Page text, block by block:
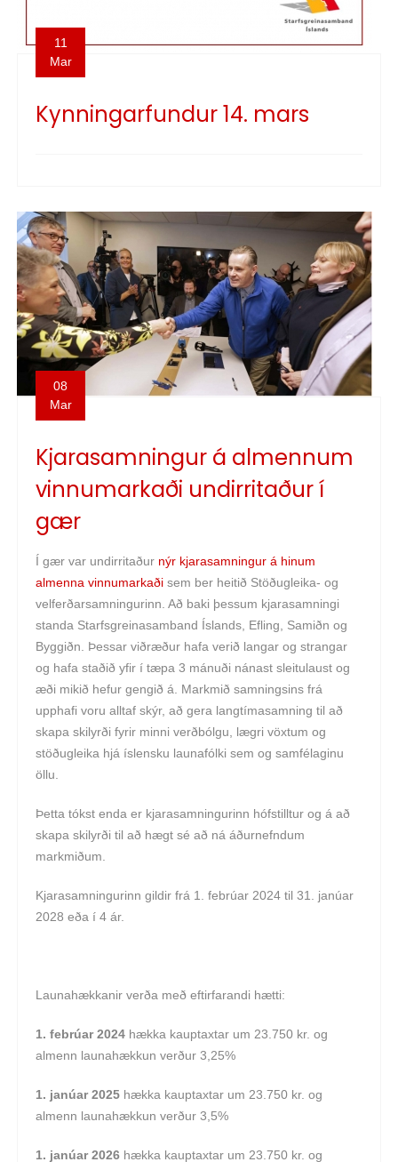
11
Mar
Kynningarfundur 14. mars
08
Mar
Kjarasamningur á almennum
vinnumarkaði undirritaður í
gær
Í gær var undirritaður nýr kjarasamningur á hinum
almenna vinnumarkaði sem ber heitið Stöðugleika- og
velferðarsamningurinn. Að baki þessum kjarasamningi
standa Starfsgreinasamband Íslands, Efling, Samiðn og
Byggiðn. Þessar viðræður hafa verið langar og strangar
og hafa staðið yfir í tæpa 3 mánuði nánast sleitulaust og
æði mikið hefur gengið á. Markmið samningsins frá
upphafi voru alltaf skýr, að gera langtímasamning til að
skapa skilyrði fyrir minni verðbólgu, lægri vöxtum og
stöðugleika hjá íslensku launafólki sem og samfélaginu
öllu.
Þetta tókst enda er kjarasamningurinn hófstilltur og á að
skapa skilyrði til að hægt sé að ná áðurnefndum
markmiðum.
Kjarasamningurinn gildir frá 1. febrúar 2024 til 31. janúar
2028 eða í 4 ár.
Launahækkanir verða með eftirfarandi hætti:
1. febrúar 2024 hækka kauptaxtar um 23.750 kr. og
almenn launahækkun verður 3,25%
1. janúar 2025 hækka kauptaxtar um 23.750 kr. og
almenn launahækkun verður 3,5%
1. janúar 2026 hækka kauptaxtar um 23.750 kr. og